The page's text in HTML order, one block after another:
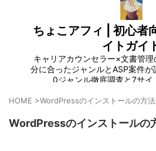
ちょこアフィ | 初心者
イトガイ
キャリアカウンセラー×文書管
分に合ったジャンルとASP案件
0ジャンル徹底調査と7サイ
HOME >WordPressのインストールの方法
WordPressのインストールの